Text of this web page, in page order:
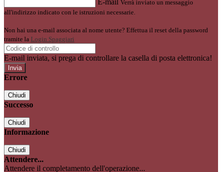
E-mail Verrà inviato un messaggio
all'indirizzo indicato con le istruzioni necessarie.
Non hai una e-mail associata al nome utente? Effettua il reset della password
tramite la Login Spaggiari
E-mail inviata, si prega di controllare la casella di posta elettronica!
Errore
Chiudi
Successo
Chiudi
Informazione
Chiudi
Attendere...
Attendere il completamento dell'operazione...